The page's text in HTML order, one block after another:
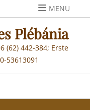
MENU
Plébánia
(62) 442-384; Erste
53613091